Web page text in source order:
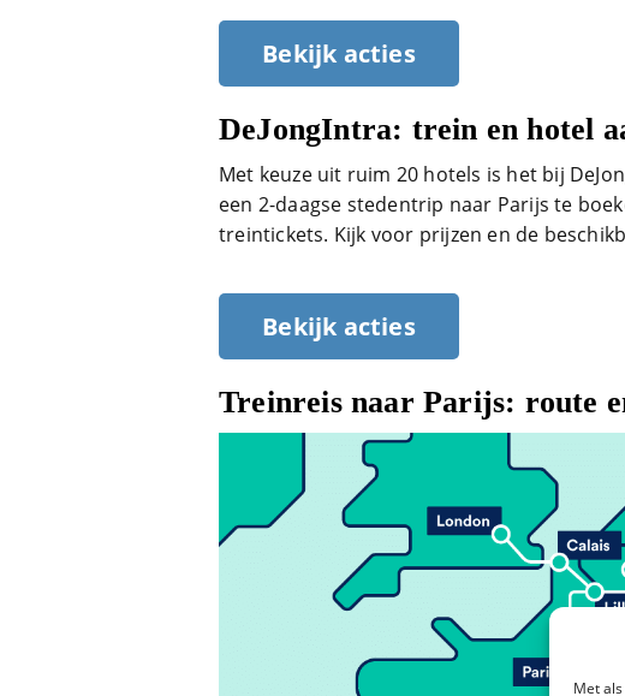
Met
Bekijk acties
DeJongIntra: trein en hotel
Met keuze uit ruim 20 hotels is het bij
een 2-daagse stedentrip naar Parijs te
treintickets. Kijk voor prijzen en de
Bekijk acties
Treinreis naar Parijs: route